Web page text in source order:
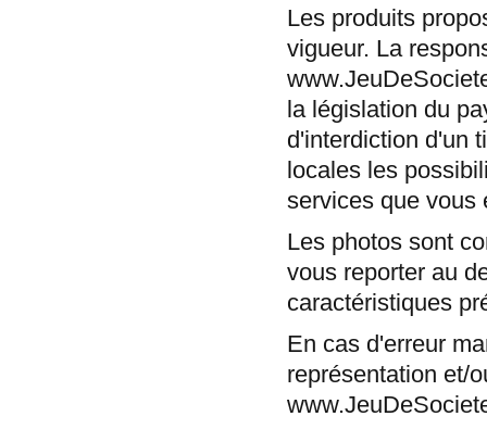
Les produits
vigueur. La
la législation du
d'interdiction d'un
locales les
services que vous
Les photos sont
vous reporter au
caractéristiques
En cas d'erreur
représentation et/